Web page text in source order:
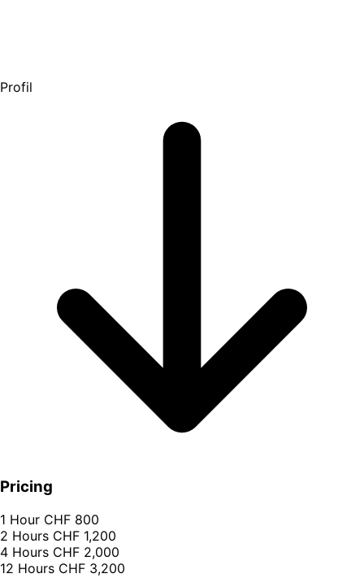
Profil
Pricing
1 Hour CHF 800
2 Hours CHF 1,200
4 Hours CHF 2,000
12 Hours CHF 3,200